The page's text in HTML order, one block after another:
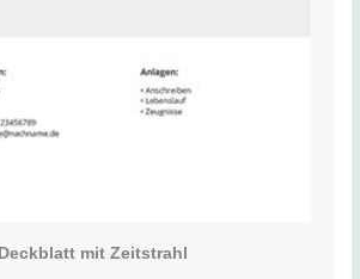
Deckblatt mit Zeitstrahl